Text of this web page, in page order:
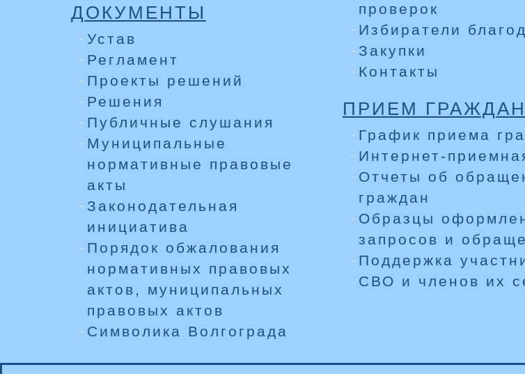
ДОКУМЕНТЫ
Устав
Регламент
Проекты решений
Решения
Публичные слушания
Муниципальные
нормативные правовые
акты
Законодательная
инициатива
Порядок обжалования
нормативных правовых
актов, муниципальных
правовых актов
Символика Волгограда
проверок
Избиратели
Закупки
Контакты
ПРИЕМ ГРАЖДАН
График приема
Интернет-
Отчеты об
граждан
Образцы
запросов и
Поддержка
СВО и членов их